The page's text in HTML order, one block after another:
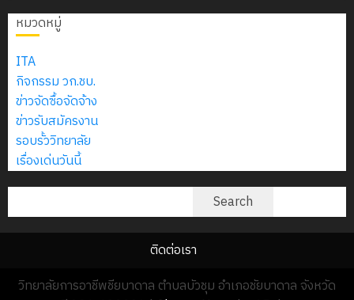
หมวดหมู่
ITA
กิจกรรม วก.ชบ.
ข่าวจัดซื้อจัดจ้าง
ข่าวรับสมัครงาน
รอบรั้ววิทยาลัย
เรื่องเด่นวันนี้
Search
ติดต่อเรา
วิทยาลัยการอาชีพชียบาดาล ตำบลบัวชุม อำเภอชัยบาดาล จังหวัด